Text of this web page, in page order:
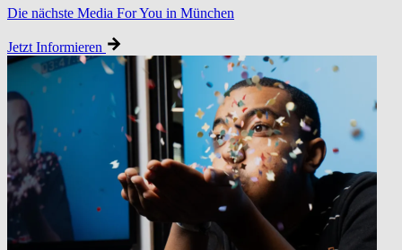
Die nächste Media For You in München
Jetzt Informieren